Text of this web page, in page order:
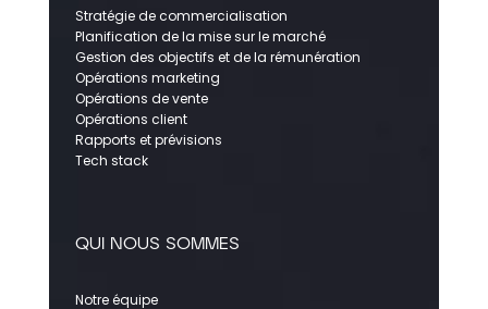
Stratégie de commercialisation
Planification de la mise sur le marché
Gestion des objectifs et de la rémunération
Opérations marketing
Opérations de vente
Opérations client
Rapports et prévisions
Tech stack
QUI NOUS SOMMES
Notre équipe